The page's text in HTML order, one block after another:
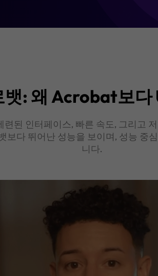
: 왜 Acrobat보
련된 인터페이스, 빠른 속도, 그리고
보다 뛰어난 성능을 보이며, 성능 중
니다.